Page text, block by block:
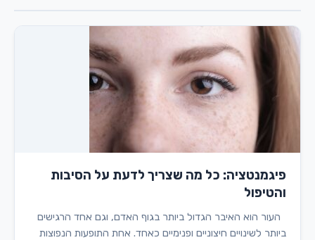
ומה
לדעת
מראש
פיגמנטציה: כל מה שצריך לדעת על הסיבות
והטיפול
העור הוא האיבר הגדול ביותר בגוף האדם, וגם אחד הרגישים
ביותר לשינויים חיצוניים ופנימיים כאחד. אחת התופעות הנפוצות